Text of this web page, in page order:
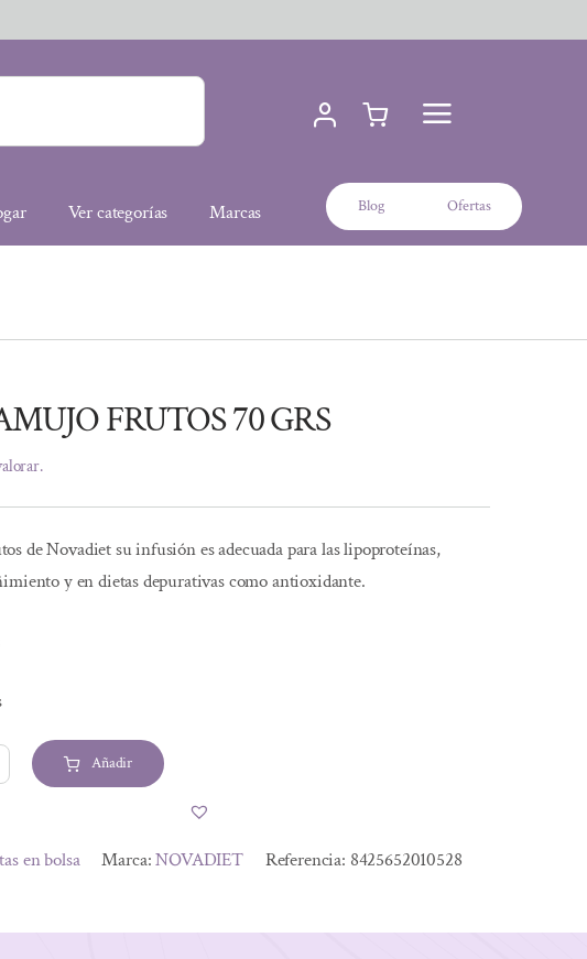
Ver categorías Marcas Blog Ofertas
FRUTOS 70 GRS
de Novadiet su infusión es adecuada para las lipoproteínas,
y en dietas depurativas como antioxidante.
€.
€.
Añadir
en bolsa Marca:NOVADIET Referencia: 8425652010528